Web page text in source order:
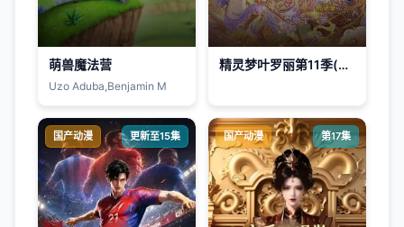
萌兽魔法营
Uzo Aduba,Benjamin M
精灵梦叶罗丽第11季(下)
国产动漫 更新至15集 国产动漫 第17集